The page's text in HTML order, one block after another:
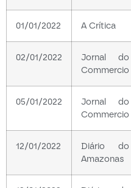
01/01/2022 A Crítica
02/01/2022
Jornal do
Commercio
05/01/2022
Jornal do
Commercio
12/01/2022
Diário do
Amazonas